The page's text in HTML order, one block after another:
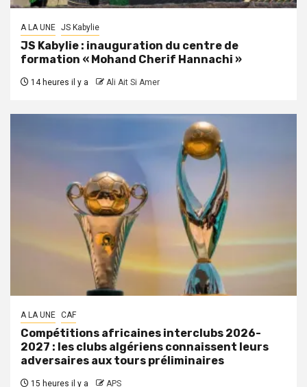
A LA UNE JS Kabylie
JS Kabylie : inauguration du centre de
formation « Mohand Cherif Hannachi »
14 heures il y a Ali Ait Si Amer
A LA UNE CAF
Compétitions africaines interclubs 2026-
2027 : les clubs algériens connaissent leurs
adversaires aux tours préliminaires
15 heures il y a APS